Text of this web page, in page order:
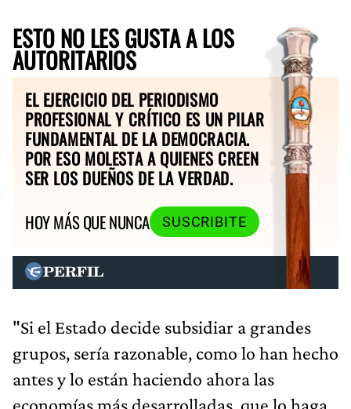
ESTO NO LES GUSTA A LOS
AUTORITARIOS
EL EJERCICIO DEL PERIODISMO
PROFESIONAL Y CRÍTICO ES UN PILAR
FUNDAMENTAL DE LA DEMOCRACIA.
POR ESO MOLESTA A QUIENES CREEN
SER LOS DUEÑOS DE LA VERDAD.
HOY MÁS QUE NUNCA
SUSCRIBITE
"Si el Estado decide subsidiar a grandes
grupos, sería razonable, como lo han hecho
antes y lo están haciendo ahora las
economías más desarrolladas, que lo haga